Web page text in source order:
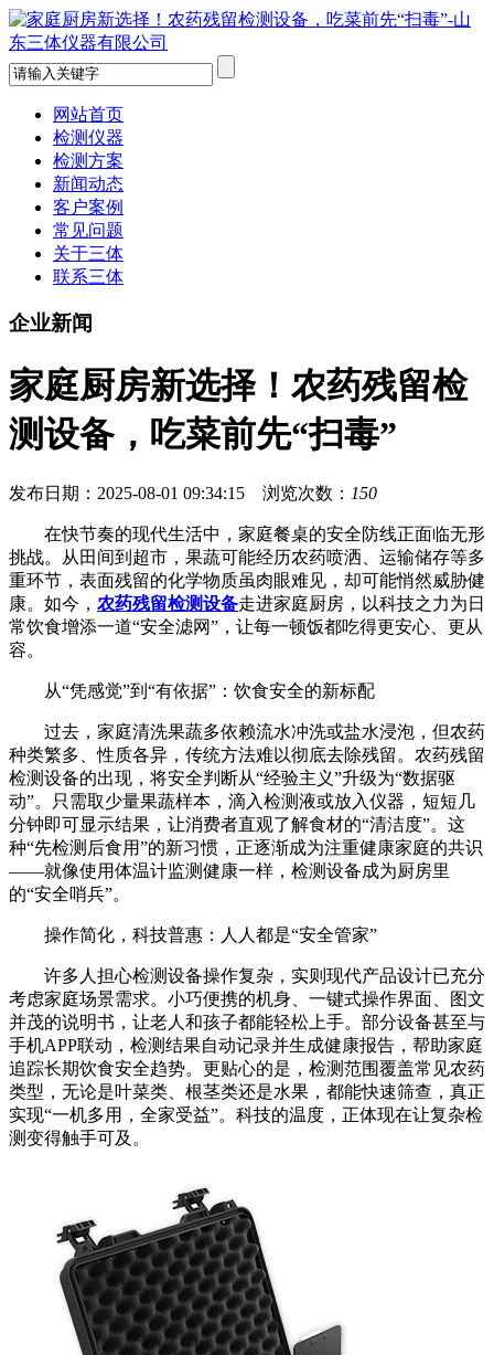
网站首页
检测仪器
检测方案
新闻动态
客户案例
常见问题
关于三体
联系三体
企业新闻
家庭厨房新选择！农药残留检
测设备，吃菜前先“扫毒”
发布日期：2025-08-01 09:34:15 浏览次数： 150
在快节奏的现代生活中，家庭餐桌的安全防线正面临无形
挑战。从田间到超市，果蔬可能经历农药喷洒、运输储存等多
重环节，表面残留的化学物质虽肉眼难见，却可能悄然威胁健
康。如今， 农药残留检测设备走进家庭厨房，以科技之力为日
常饮食增添一道“安全滤网”，让每一顿饭都吃得更安心、更从
容。
从“凭感觉”到“有依据”：饮食安全的新标配
过去，家庭清洗果蔬多依赖流水冲洗或盐水浸泡，但农药
种类繁多、性质各异，传统方法难以彻底去除残留。农药残留
检测设备的出现，将安全判断从“经验主义”升级为“数据驱
动”。只需取少量果蔬样本，滴入检测液或放入仪器，短短几
分钟即可显示结果，让消费者直观了解食材的“清洁度”。这
种“先检测后食用”的新习惯，正逐渐成为注重健康家庭的共识
——就像使用体温计监测健康一样，检测设备成为厨房里
的“安全哨兵”。
操作简化，科技普惠：人人都是“安全管家”
许多人担心检测设备操作复杂，实则现代产品设计已充分
考虑家庭场景需求。小巧便携的机身、一键式操作界面、图文
并茂的说明书，让老人和孩子都能轻松上手。部分设备甚至与
手机APP联动，检测结果自动记录并生成健康报告，帮助家庭
追踪长期饮食安全趋势。更贴心的是，检测范围覆盖常见农药
类型，无论是叶菜类、根茎类还是水果，都能快速筛查，真正
实现“一机多用，全家受益”。科技的温度，正体现在让复杂检
测变得触手可及。